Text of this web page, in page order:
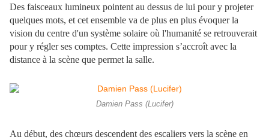
Des faisceaux lumineux pointent au dessus de lui pour y projeter
quelques mots, et cet ensemble va de plus en plus évoquer la
vision du centre d'un système solaire où l'humanité se retrouverait
pour y régler ses comptes. Cette impression s’accroît avec la
distance à la scène que permet la salle.
Damien Pass (Lucifer)
Au début, des chœurs descendent des escaliers vers la scène en